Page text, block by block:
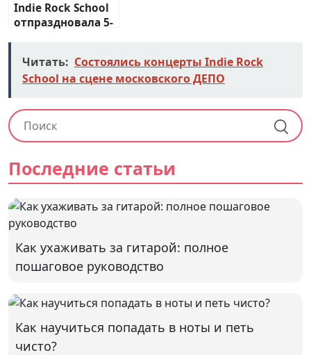
Indie Rock School
отпраздновала 5-
Читать: Состоялись концерты Indie Rock
School на сцене московского ДЕПО
Последние статьи
Как ухаживать за гитарой: полное
пошаговое руководство
Как научиться попадать в ноты и петь
чисто?